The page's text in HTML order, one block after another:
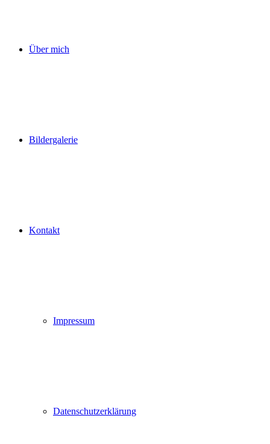
Über mich
Bildergalerie
Kontakt
Impressum
Datenschutzerklärung